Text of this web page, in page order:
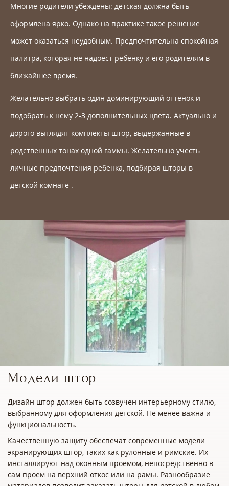
Многие родители убеждены: детская должна быть
оформлена ярко. Однако на практике такое решение
может оказаться неудобным. Предпочтительна спокойная
палитра, которая не надоест ребенку и его родителям в
ближайшее время.
Желательно выбрать один доминирующий оттенок и
подобрать к нему 2-3 дополнительных цвета. Актуально и
дорого выглядят комплекты штор, выдержанные в
родственных тонах одной гаммы. Желательно учесть
личные предпочтения ребенка, подбирая шторы в
детской комнате .
Модели штор
Дизайн штор должен быть созвучен интерьерному стилю,
выбранному для оформления детской. Не менее важна и
функциональность.
Качественную защиту обеспечат современные модели
экранирующих штор, таких как рулонные и римские. Их
инсталлируют над оконным проемом, непосредственно в
сам проем на верхний откос или на рамы. Разнообразие